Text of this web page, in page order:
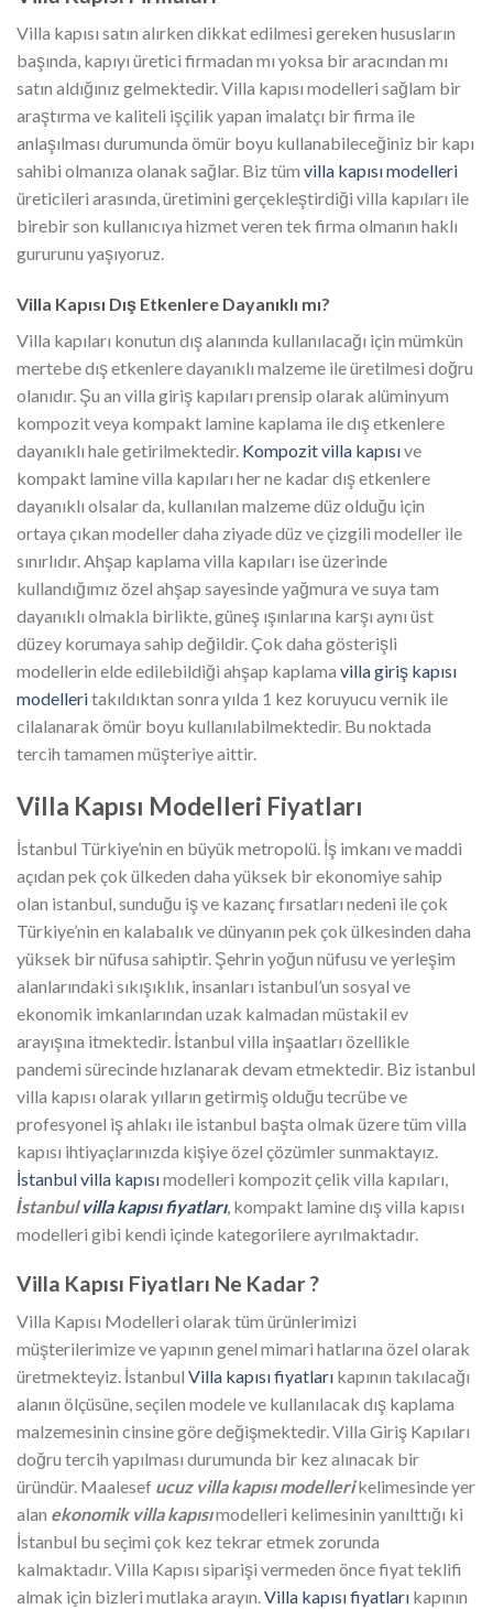
Villa kapısı satın alırken dikkat edilmesi gereken hususların
başında, kapıyı üretici firmadan mı yoksa bir aracından mı
satın aldığınız gelmektedir. Villa kapısı modelleri sağlam bir
araştırma ve kaliteli işçilik yapan imalatçı bir firma ile
anlaşılması durumunda ömür boyu kullanabileceğiniz bir kapı
sahibi olmanıza olanak sağlar. Biz tüm villa kapısı modelleri
üreticileri arasında, üretimini gerçekleştirdiği villa kapıları ile
birebir son kullanıcıya hizmet veren tek firma olmanın haklı
gururunu yaşıyoruz.
Villa Kapısı Dış Etkenlere Dayanıklı mı?
Villa kapıları konutun dış alanında kullanılacağı için mümkün
mertebe dış etkenlere dayanıklı malzeme ile üretilmesi doğru
olanıdır. Şu an villa giriş kapıları prensip olarak alüminyum
kompozit veya kompakt lamine kaplama ile dış etkenlere
dayanıklı hale getirilmektedir. Kompozit villa kapısıve
kompakt lamine villa kapıları her ne kadar dış etkenlere
dayanıklı olsalar da, kullanılan malzeme düz olduğu için
ortaya çıkan modeller daha ziyade düz ve çizgili modeller ile
sınırlıdır. Ahşap kaplama villa kapıları ise üzerinde
kullandığımız özel ahşap sayesinde yağmura ve suya tam
dayanıklı olmakla birlikte, güneş ışınlarına karşı aynı üst
düzey korumaya sahip değildir. Çok daha gösterişli
modellerin elde edilebildiği ahşap kaplama villa giriş kapısı
modelleritakıldıktan sonra yılda 1 kez koruyucu vernik ile
cilalanarak ömür boyu kullanılabilmektedir. Bu noktada
tercih tamamen müşteriye aittir.
Villa Kapısı Modelleri Fiyatları
İstanbul Türkiye’nin en büyük metropolü. İş imkanı ve maddi
açıdan pek çok ülkeden daha yüksek bir ekonomiye sahip
olan istanbul, sunduğu iş ve kazanç fırsatları nedeni ile çok
Türkiye’nin en kalabalık ve dünyanın pek çok ülkesinden daha
yüksek bir nüfusa sahiptir. Şehrin yoğun nüfusu ve yerleşim
alanlarındaki sıkışıklık, insanları istanbul’un sosyal ve
ekonomik imkanlarından uzak kalmadan müstakil ev
arayışına itmektedir. İstanbul villa inşaatları özellikle
pandemi sürecinde hızlanarak devam etmektedir. Biz istanbul
villa kapısı olarak yılların getirmiş olduğu tecrübe ve
profesyonel iş ahlakı ile istanbul başta olmak üzere tüm villa
kapısı ihtiyaçlarınızda kişiye özel çözümler sunmaktayız.
İstanbul villa kapısımodelleri kompozit çelik villa kapıları,
İstanbulvilla kapısı fiyatları, kompakt lamine dış villa kapısı
modelleri gibi kendi içinde kategorilere ayrılmaktadır.
Villa Kapısı Fiyatları Ne Kadar ?
Villa Kapısı Modelleri olarak tüm ürünlerimizi
müşterilerimize ve yapının genel mimari hatlarına özel olarak
üretmekteyiz. İstanbul Villa kapısı fiyatları kapının takılacağı
alanın ölçüsüne, seçilen modele ve kullanılacak dış kaplama
malzemesinin cinsine göre değişmektedir. Villa Giriş Kapıları
doğru tercih yapılması durumunda bir kez alınacak bir
üründür. Maalesef ucuz villa kapısı modellerikelimesinde yer
alan ekonomik villa kapısımodelleri kelimesinin yanılttığı ki
İstanbul bu seçimi çok kez tekrar etmek zorunda
kalmaktadır. Villa Kapısı siparişi vermeden önce fiyat teklifi
almak için bizleri mutlaka arayın.Villa kapısı fiyatları kapının